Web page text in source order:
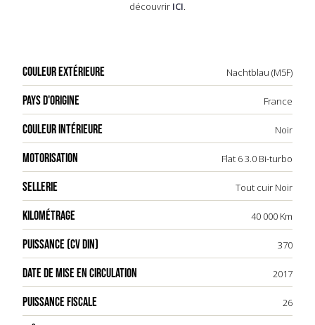
COULEUR EXTÉRIEURE Nachtblau (M5F)
PAYS D'ORIGINE France
COULEUR INTÉRIEURE Noir
MOTORISATION Flat 6 3.0 Bi-turbo
SELLERIE Tout cuir Noir
KILOMÉTRAGE 40 000 Km
PUISSANCE (CV DIN) 370
DATE DE MISE EN CIRCULATION 2017
PUISSANCE FISCALE 26
découvrir ICI.